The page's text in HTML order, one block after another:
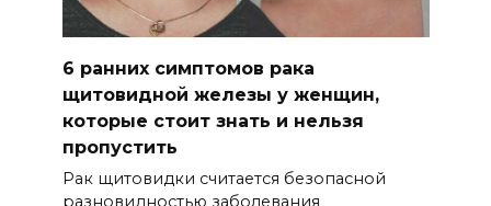
6 ранних симптомов рака
щитовидной железы у женщин,
которые стоит знать и нельзя
пропустить
Рак щитовидки считается безопасной
разновидностью заболевания